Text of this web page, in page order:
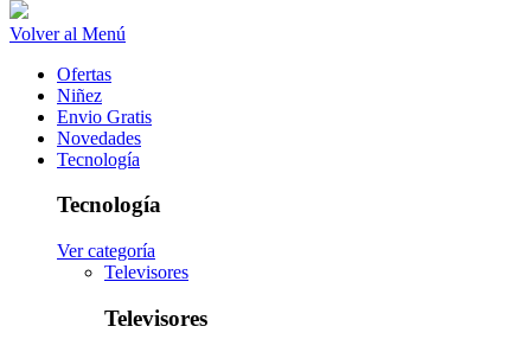
Volver al Menú
Ofertas
Niñez
Envio Gratis
Novedades
Tecnología
Tecnología
Ver categoría
Televisores
Televisores